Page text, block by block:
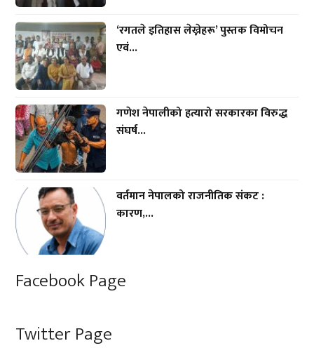
‘रगतले इतिहास लेख्नेहरू’ पुस्तक विमोचन
एवं...
गणेश नेपालीको हत्यारो सरकारका विरुद्ध
संघर्ष...
वर्तमान नेपालको राजनीतिक संकट :
कारण,...
Facebook Page
Twitter Page